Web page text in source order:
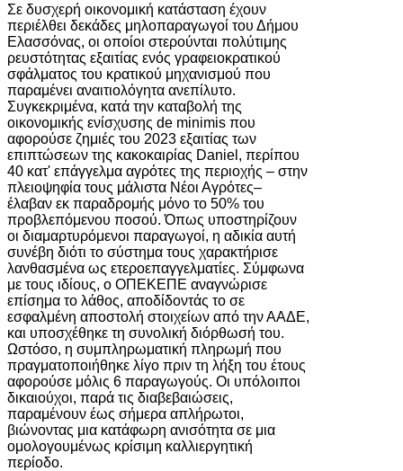
Σε δυσχερή οικονομική κατάσταση έχουν
περιέλθει δεκάδες μηλοπαραγωγοί του Δήμου
Ελασσόνας, οι οποίοι στερούνται πολύτιμης
ρευστότητας εξαιτίας ενός γραφειοκρατικού
σφάλματος του κρατικού μηχανισμού που
παραμένει αναιτιολόγητα ανεπίλυτο.
Συγκεκριμένα, κατά την καταβολή της
οικονομικής ενίσχυσης de minimis που
αφορούσε ζημιές του 2023 εξαιτίας των
επιπτώσεων της κακοκαιρίας Daniel, περίπου
40 κατ' επάγγελμα αγρότες της περιοχής – στην
πλειοψηφία τους μάλιστα Νέοι Αγρότες–
έλαβαν εκ παραδρομής μόνο το 50% του
προβλεπόμενου ποσού. Όπως υποστηρίζουν
οι διαμαρτυρόμενοι παραγωγοί, η αδικία αυτή
συνέβη διότι το σύστημα τους χαρακτήρισε
λανθασμένα ως ετεροεπαγγελματίες. Σύμφωνα
με τους ιδίους, ο ΟΠΕΚΕΠΕ αναγνώρισε
επίσημα το λάθος, αποδίδοντάς το σε
εσφαλμένη αποστολή στοιχείων από την ΑΑΔΕ,
και υποσχέθηκε τη συνολική διόρθωσή του.
Ωστόσο, η συμπληρωματική πληρωμή που
πραγματοποιήθηκε λίγο πριν τη λήξη του έτους
αφορούσε μόλις 6 παραγωγούς. Οι υπόλοιποι
δικαιούχοι, παρά τις διαβεβαιώσεις,
παραμένουν έως σήμερα απλήρωτοι,
βιώνοντας μια κατάφωρη ανισότητα σε μια
ομολογουμένως κρίσιμη καλλιεργητική
περίοδο.